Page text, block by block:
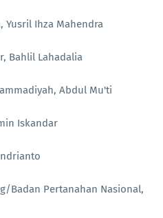
Yusril Ihza Mahendra
Bahlil Lahadalia
Abdul Mu'ti
Iskandar
Badan Pertanahan Nasional,